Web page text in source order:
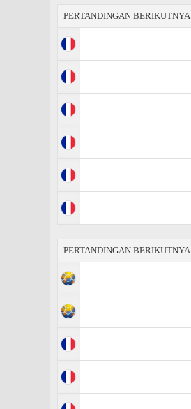
PERTANDINGAN BERIKUTNYA
PERTANDINGAN BERIKUTNYA